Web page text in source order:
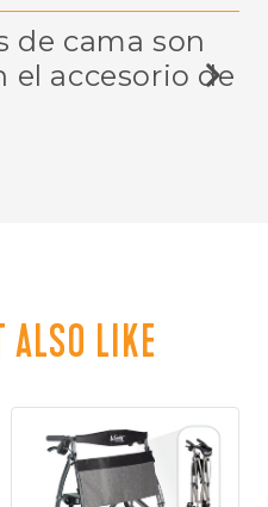
de cama son
el accesorio de
LIKE